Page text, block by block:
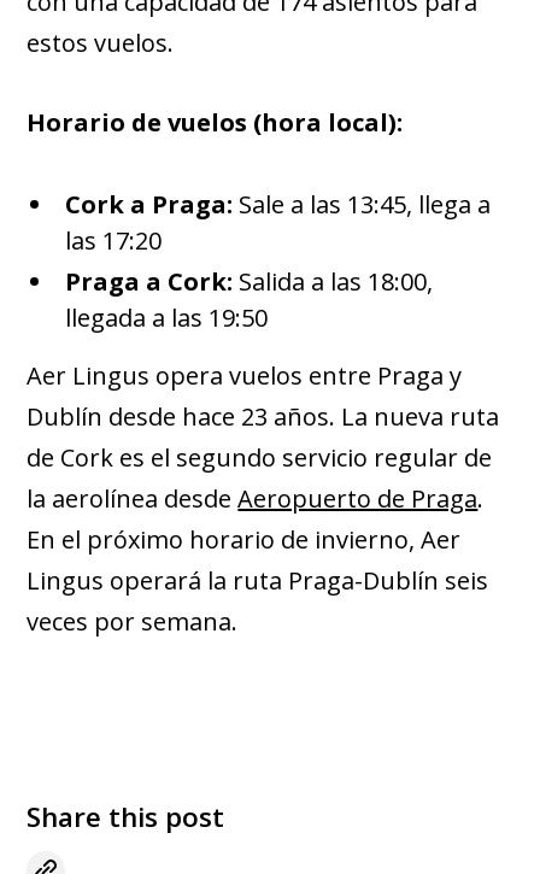
estos vuelos.
Horario de vuelos (hora local):
Cork a Praga: Sale a las 13:45, llega a
las 17:20
Praga a Cork: Salida a las 18:00,
llegada a las 19:50
Aer Lingus opera vuelos entre Praga y
Dublín desde hace 23 años. La nueva ruta
de Cork es el segundo servicio regular de
la aerolínea desdeAeropuerto de Praga.
En el próximo horario de invierno, Aer
Lingus operará la ruta Praga-Dublín seis
veces por semana.
Share this post